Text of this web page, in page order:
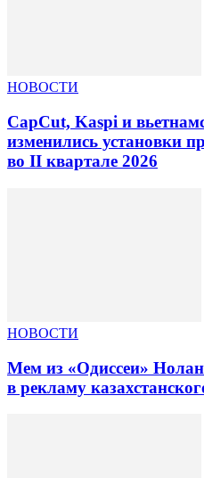
НОВОСТИ
CapCut, Kaspi и
изменились установки
во II квартале 2026
НОВОСТИ
Мем из «Одиссеи»
в рекламу